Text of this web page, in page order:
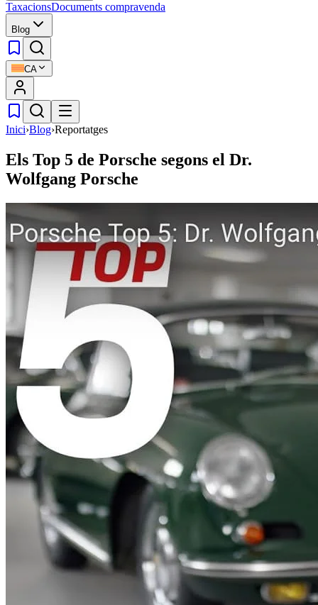
TaxacionsDocuments compravenda
Blog
CA
Inici›Blog›Reportatges
Els Top 5 de Porsche segons el Dr.
Wolfgang Porsche